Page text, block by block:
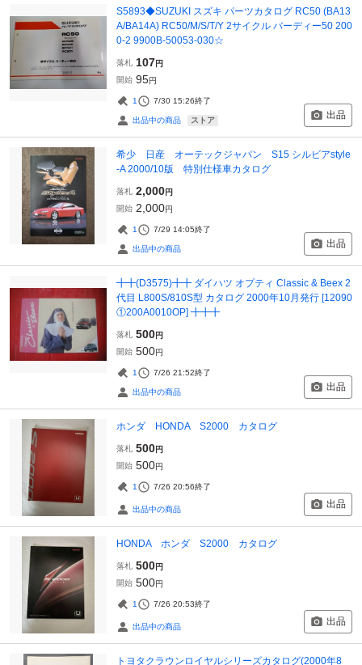
S5893◆SUZUKI スズキ パーツカタログ RC50 (BA13
A/BA14A) RC50/M/S/T/Y 2サイクル バーディー50 200
0-2 9900B-50053-030☆
落札 107円
開始 95円
1 7/30 15:26終了
出品中の商品 ストア 出品
希少 日産 オーテックジャパン S15 シルビアstyle
-A 2000/10版 特別仕様車カタログ
落札 2,000円
開始 2,000円
1 7/29 14:05終了
出品中の商品 出品
╋╋(D3575)╋╋ ダイハツ オプティ Classic & Beex 2
代目 L800S/810S型 カタログ 2000年10月発行 [12090
①200A0010OP] ╋╋╋
落札 500円
開始 500円
1 7/26 21:52終了
出品中の商品 出品
ホンダ HONDA S2000 カタログ
落札 500円
開始 500円
1 7/26 20:56終了
出品中の商品 出品
HONDA ホンダ S2000 カタログ
落札 500円
開始 500円
1 7/26 20:53終了
出品中の商品 出品
トヨタクラウンロイヤルシリーズカタログ(2000年8